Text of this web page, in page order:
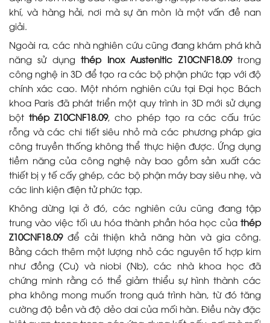
khí, và hàng hải, nơi mà sự ăn mòn là một vấn đề nan
giải.
Ngoài ra, các nhà nghiên cứu cũng đang khám phá khả
năng sử dụngthép Inox Austenitic Z10CNF18.09trong
công nghệ in 3D để tạo ra các bộ phận phức tạp với độ
chính xác cao. Một nhóm nghiên cứu tại Đại học Bách
khoa Paris đã phát triển một quy trình in 3D mới sử dụng
bột thép Z10CNF18.09, cho phép tạo ra các cấu trúc
rỗng và các chi tiết siêu nhỏ mà các phương pháp gia
công truyền thống không thể thực hiện được. Ứng dụng
tiềm năng của công nghệ này bao gồm sản xuất các
thiết bị y tế cấy ghép, các bộ phận máy bay siêu nhẹ, và
các linh kiện điện tử phức tạp.
Không dừng lại ở đó, các nghiên cứu cũng đang tập
trung vào việc tối ưu hóa thành phần hóa học của thép
Z10CNF18.09để cải thiện khả năng hàn và gia công.
Bằng cách thêm một lượng nhỏ các nguyên tố hợp kim
như đồng (Cu) và niobi (Nb), các nhà khoa học đã
chứng minh rằng có thể giảm thiểu sự hình thành các
pha không mong muốn trong quá trình hàn, từ đó tăng
cường độ bền và độ dẻo dai của mối hàn. Điều này đặc